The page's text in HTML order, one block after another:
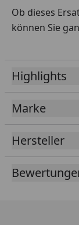
Ob dieses
können Sie
das
Über die
ganz einfach
Geben Sie
Sollte Ihnen
Highlights
Marke
Hersteller